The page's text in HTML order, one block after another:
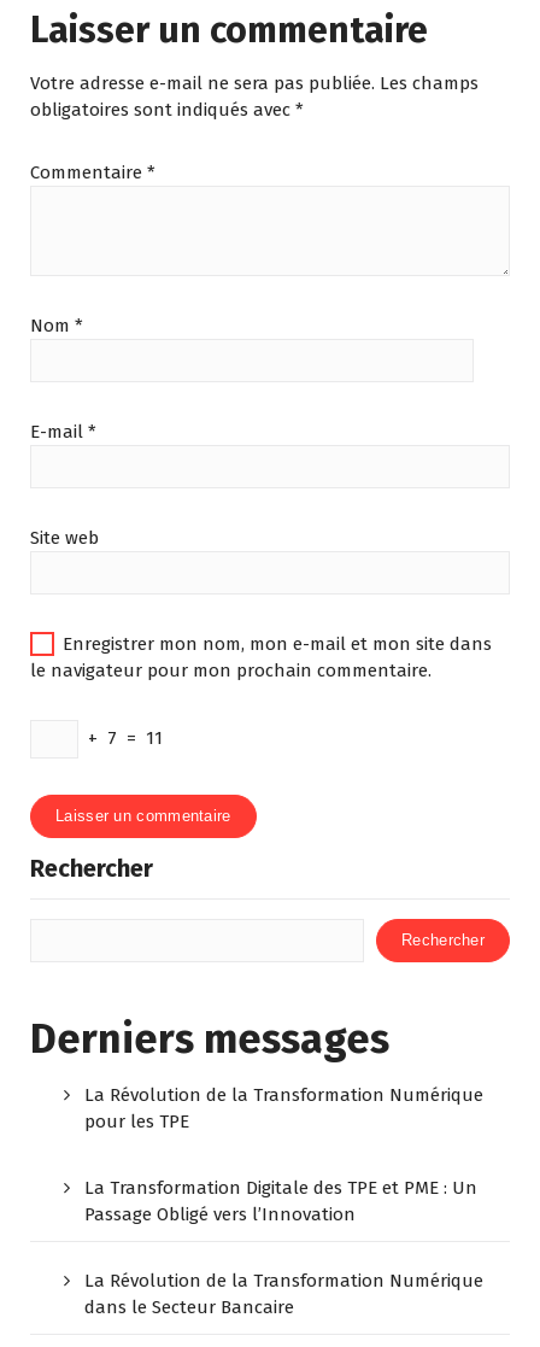
Laisser un commentaire
Votre adresse e-mail ne sera pas publiée. Les champs
obligatoires sont indiqués avec *
Commentaire *
Nom *
E-mail *
Site web
Enregistrer mon nom, mon e-mail et mon site dans
le navigateur pour mon prochain commentaire.
+ 7 = 11
Rechercher
Rechercher
Derniers messages
La Révolution de la Transformation Numérique
pour les TPE
La Transformation Digitale des TPE et PME : Un
Passage Obligé vers l’Innovation
La Révolution de la Transformation Numérique
dans le Secteur Bancaire